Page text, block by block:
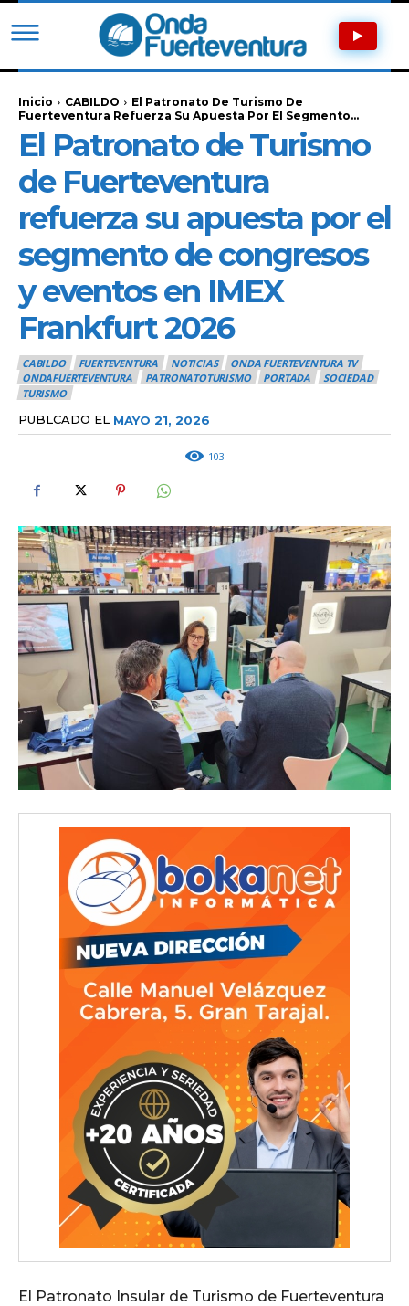
Inicio CABILDO
El Patronato De Turismo De
Fuerteventura Refuerza Su Apuesta Por El Segmento...
El Patronato de Turismo
de Fuerteventura
refuerza su apuesta por el
segmento de congresos
y eventos en IMEX
Frankfurt 2026
CABILDO FUERTEVENTURA NOTICIAS
ONDA FUERTEVENTURA TV
ONDAFUERTEVENTURA
PATRONATOTURISMO PORTADA
SOCIEDAD
TURISMO
PUBLCADO EL MAYO 21, 2026
103
El Patronato Insular de Turismo de Fuerteventura